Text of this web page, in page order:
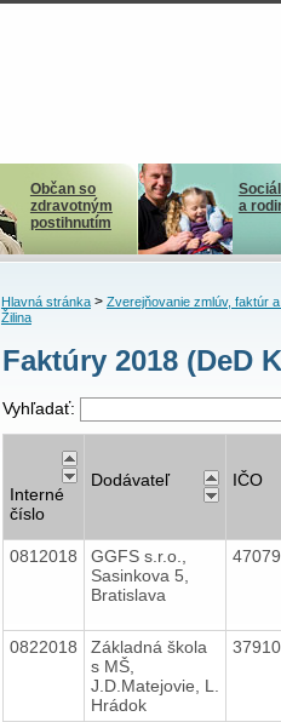
Občan so
zdravotným
postihnutím
a
Hlavná stránka> Zverejňovanie zmlúv, faktúr
Žilina
Faktúry 2018 (DeD
Vyhľadať:
Interné
číslo
Dodávateľ IČO
0812018
GGFS s.r.o.,
Sasinkova 5,
Bratislava
0822018
Základná škola
s MŠ,
J.D.Matejovie, L.
Hrádok